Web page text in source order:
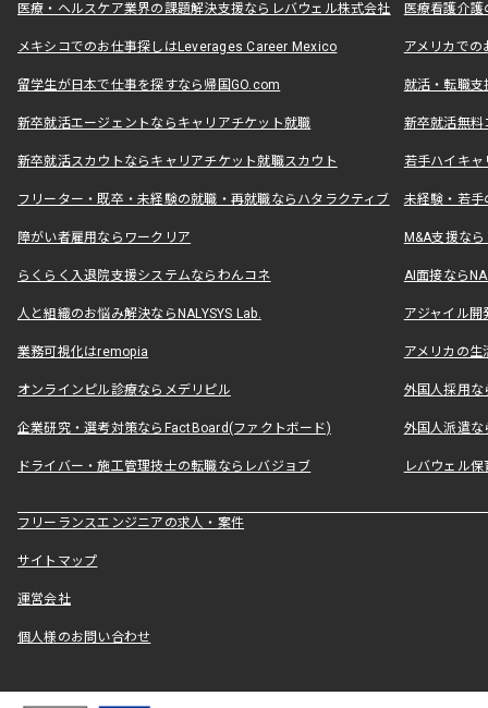
医療・ヘルスケア業界の課題解決支援ならレバウェル株式会社 医療看護介
メキシコでのお仕事探しはLeverages Career Mexico アメリカで
留学生が日本で仕事を探すなら帰国GO.com 就活・転職
新卒就活エージェントならキャリアチケット就職 新卒就活無料
新卒就活スカウトならキャリアチケット就職スカウト 若手ハイキ
フリーター・既卒・未経験の就職・再就職ならハタラクティブ 未経験・若手
障がい者雇用ならワークリア M&A支援な
らくらく入退院支援システムならわんコネ AI面接なら
人と組織のお悩み解決ならNALYSYS Lab. アジャイル
業務可視化はremopia アメリカの
オンラインピル診療ならメデリピル 外国人採用
企業研究・選考対策ならFactBoard(ファクトボード) 外国人派遣な
ドライバー・施工管理技士の転職ならレバジョブ レバウェル
フリーランスエンジニアの求人・案件
サイトマップ
運営会社
個人様のお問い合わせ